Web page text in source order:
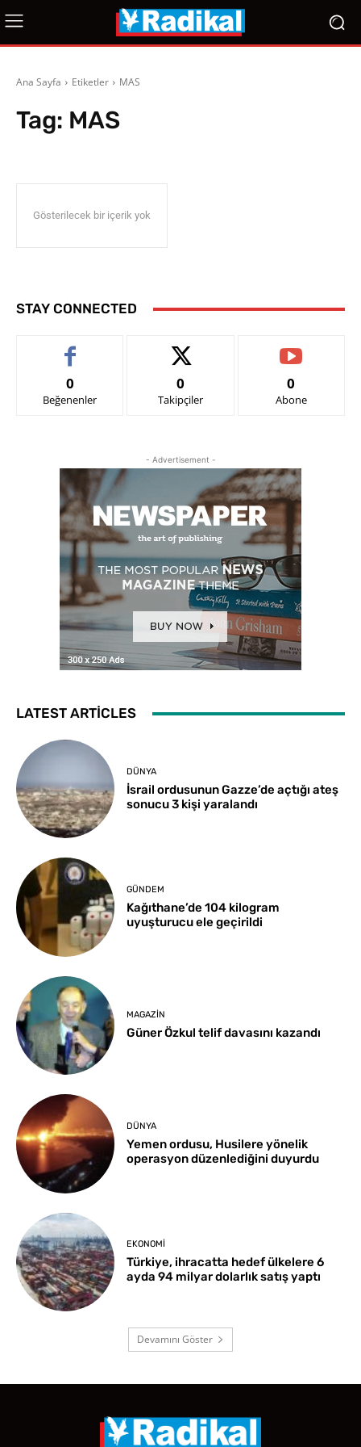
Ana Sayfa Etiketler MAS
Tag: MAS
Gösterilecek bir içerik yok
STAY CONNECTED
0
Beğenenler
0
Takipçiler
0
Abone
- Advertisement -
LATEST ARTICLES
DÜNYA
İsrail ordusunun Gazze’de açtığı ateş
sonucu 3 kişi yaralandı
GÜNDEM
Kağıthane’de 104 kilogram
uyuşturucu ele geçirildi
MAGAZIN
Güner Özkul telif davasını kazandı
DÜNYA
Yemen ordusu, Husilere yönelik
operasyon düzenlediğini duyurdu
EKONOMI
Türkiye, ihracatta hedef ülkelere 6
ayda 94 milyar dolarlık satış yaptı
Devamını Göster